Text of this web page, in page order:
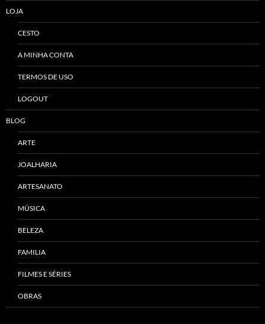
LOJA
CESTO
A MINHA CONTA
TERMOS DE USO
LOGOUT
BLOG
ARTE
JOALHARIA
ARTESANATO
MÚSICA
BELEZA
FAMILIA
FILMES E SÉRIES
OBRAS